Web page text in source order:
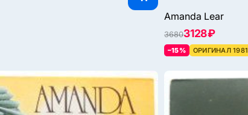
Amanda Lear
36803128 ₽
–15% ОРИГИНАЛ 1981